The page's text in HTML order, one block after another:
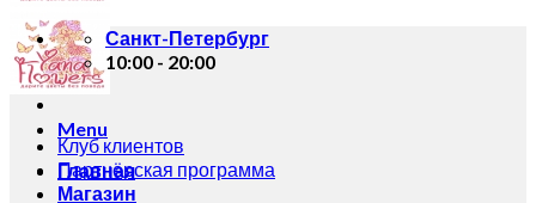
Menu
Главная
Магазин
Санкт-Петербург
10:00 - 20:00
Клуб клиентов
Партнёрская программа